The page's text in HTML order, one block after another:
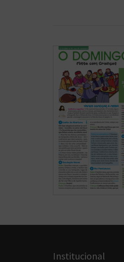
Institucional